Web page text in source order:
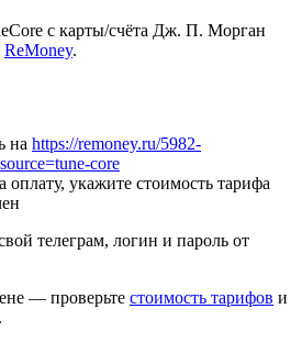
с карты/счёта Дж. П. Морган
ReMoney.
на https://remoney.ru/5982-
core
оплату, укажите стоимость тарифа
телеграм, логин и пароль от
— проверьте стоимость тарифов и